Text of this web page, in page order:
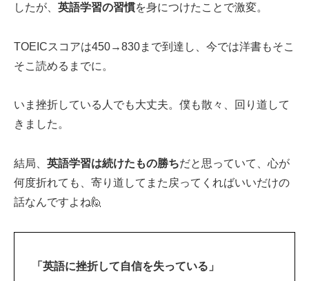
したが、 英語学習の習慣を身につけたことで激変。
TOEICスコアは450→830まで到達し、今では洋書もそこ
そこ読めるまでに。
いま挫折している人でも大丈夫。僕も散々、回り道して
きました。
結局、 英語学習は続けたもの勝ちだと思っていて、心が
何度折れても、寄り道してまた戻ってくればいいだけの
話なんですよね🙋‍
「英語に挫折して自信を失っている」